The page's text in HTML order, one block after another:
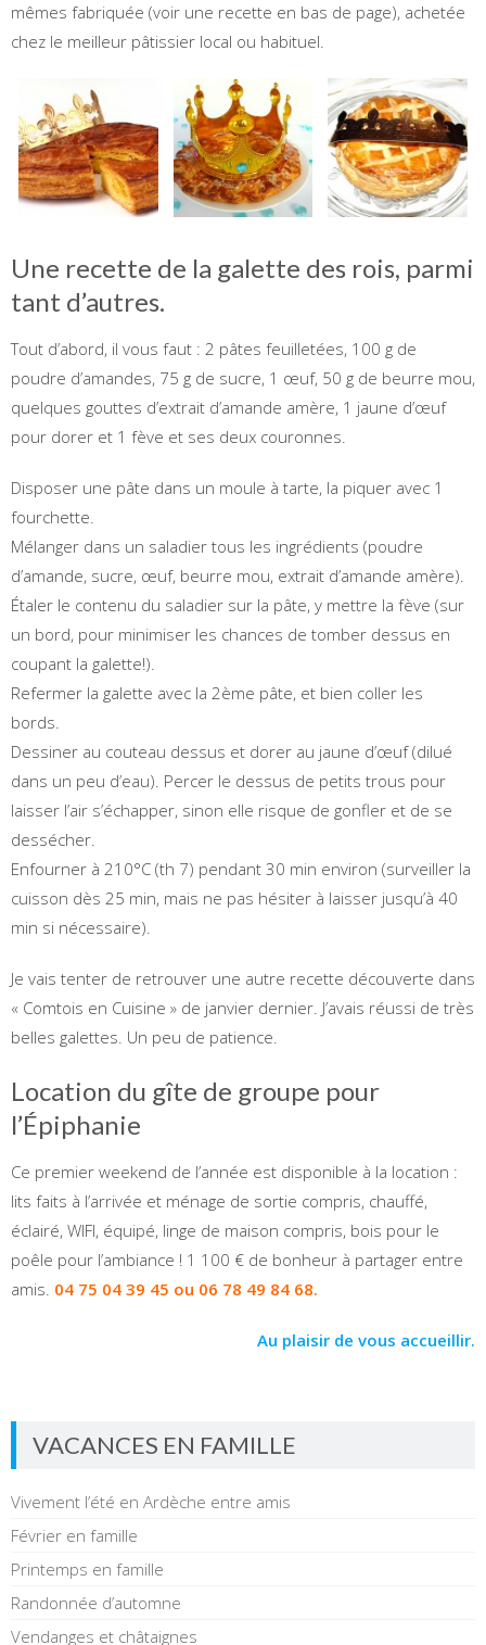
mêmes fabriquée (voir une recette en bas de page), achetée
chez le meilleur pâtissier local ou habituel.
Une recette de la galette des rois, parmi
tant d’autres.
Tout d’abord, il vous faut : 2 pâtes feuilletées, 100 g de
poudre d’amandes, 75 g de sucre, 1 œuf, 50 g de beurre mou,
quelques gouttes d’extrait d’amande amère, 1 jaune d’œuf
pour dorer et 1 fève et ses deux couronnes.
Disposer une pâte dans un moule à tarte, la piquer avec 1
fourchette.
Mélanger dans un saladier tous les ingrédients (poudre
d’amande, sucre, œuf, beurre mou, extrait d’amande amère).
Étaler le contenu du saladier sur la pâte, y mettre la fève (sur
un bord, pour minimiser les chances de tomber dessus en
coupant la galette!).
Refermer la galette avec la 2ème pâte, et bien coller les
bords.
Dessiner au couteau dessus et dorer au jaune d’œuf (dilué
dans un peu d’eau). Percer le dessus de petits trous pour
laisser l’air s’échapper, sinon elle risque de gonfler et de se
dessécher.
Enfourner à 210°C (th 7) pendant 30 min environ (surveiller la
cuisson dès 25 min, mais ne pas hésiter à laisser jusqu’à 40
min si nécessaire).
Je vais tenter de retrouver une autre recette découverte dans
« Comtois en Cuisine » de janvier dernier. J’avais réussi de très
belles galettes. Un peu de patience.
Location du gîte de groupe pour
l’Épiphanie
Ce premier weekend de l’année est disponible à la location :
lits faits à l’arrivée et ménage de sortie compris, chauffé,
éclairé, WIFI, équipé, linge de maison compris, bois pour le
poêle pour l’ambiance ! 1 100 € de bonheur à partager entre
amis. 04 75 04 39 45 ou 06 78 49 84 68.
Au plaisir de vous accueillir.
VACANCES EN FAMILLE
Vivement l’été en Ardèche entre amis
Février en famille
Printemps en famille
Randonnée d’automne
Vendanges et châtaignes